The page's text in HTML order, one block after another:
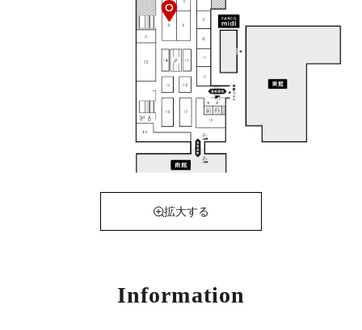
拡大する
Information